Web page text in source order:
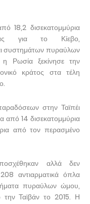
18,2 δισεκατομμύρια
για το Κίεβο,
συστημάτων πυραύλων
Ρωσία ξεκίνησε την
κράτος στα τέλη
στην Ταϊπέι
από 14 δισεκατομμύρια
από τον περασμένο
αλλά δεν
αντιαρματικά όπλα
πυραύλων ώμου,
Ταϊβάν το 2015. Η